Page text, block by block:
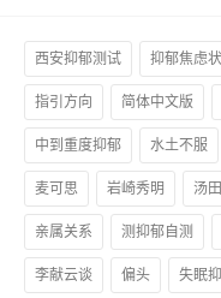
西安抑郁测试 抑郁焦虑状
指引方向 简体中文版
中到重度抑郁 水土不服
麦可思 岩崎秀明 汤
亲属关系 测抑郁自测
李献云谈 偏头 失眠